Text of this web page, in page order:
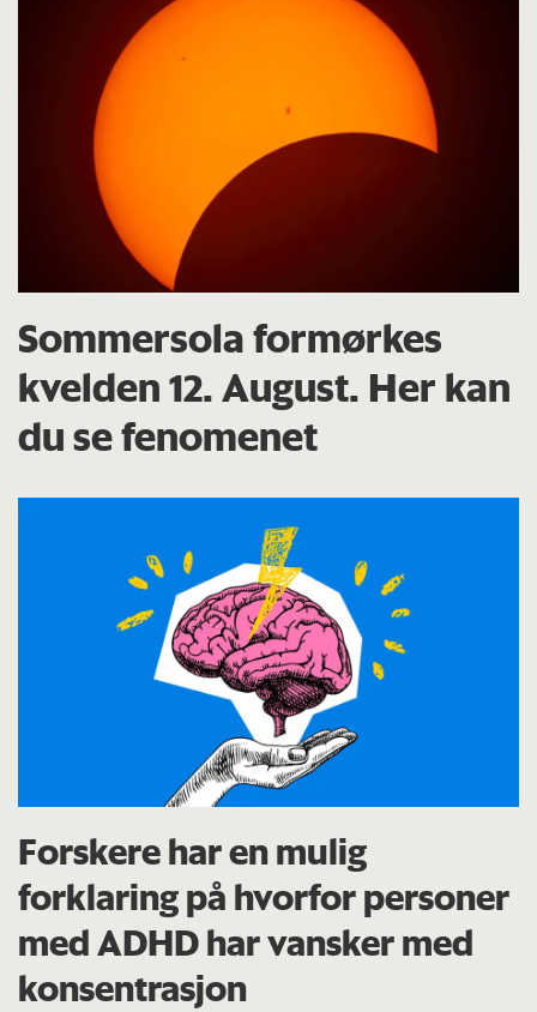
Sommersola formørkes
kvelden 12. August. Her kan
du se fenomenet
Forskere har en mulig
forklaring på hvorfor personer
med ADHD har vansker med
konsentrasjon